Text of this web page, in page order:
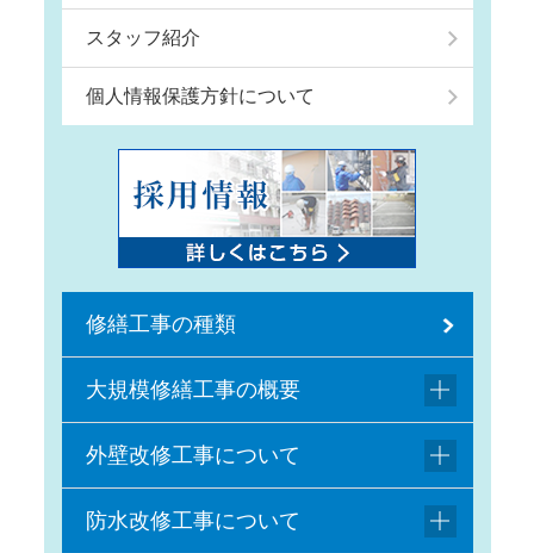
スタッフ紹介
個人情報保護方針について
修繕工事の種類
大規模修繕工事の概要
外壁改修工事について
防水改修工事について